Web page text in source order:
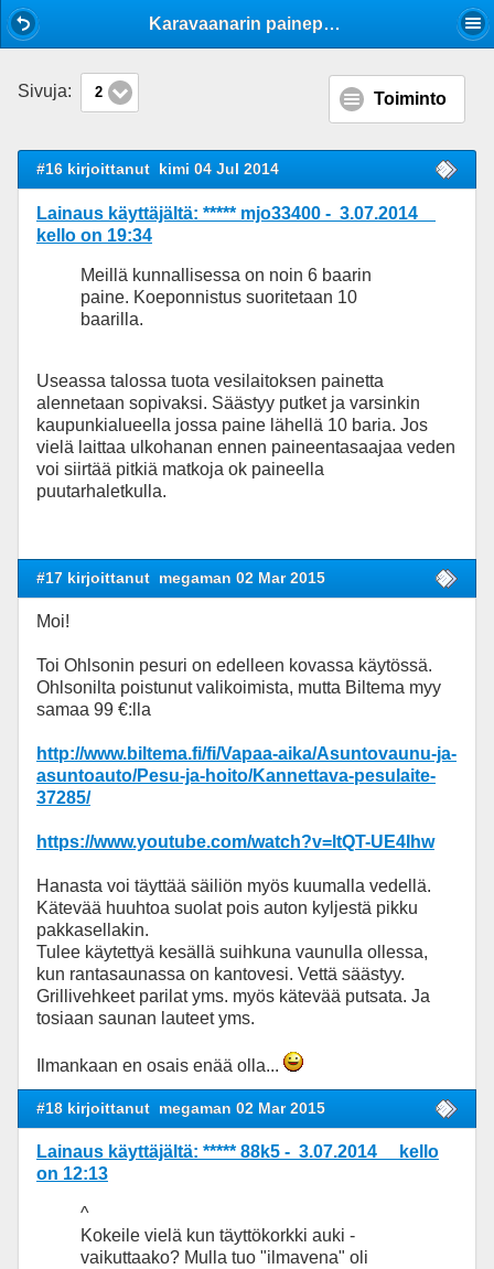
Karavaanarin painepesuri
Sivuja: 2 Toiminto
#16 kirjoittanut kimi 04 Jul 2014
Lainaus käyttäjältä: ***** mjo33400 - 3.07.2014
kello on 19:34
Meillä kunnallisessa on noin 6 baarin
paine. Koeponnistus suoritetaan 10
baarilla.
Useassa talossa tuota vesilaitoksen painetta
alennetaan sopivaksi. Säästyy putket ja varsinkin
kaupunkialueella jossa paine lähellä 10 baria. Jos
vielä laittaa ulkohanan ennen paineentasaajaa veden
voi siirtää pitkiä matkoja ok paineella
puutarhaletkulla.
#17 kirjoittanut megaman 02 Mar 2015
Moi!
Toi Ohlsonin pesuri on edelleen kovassa käytössä.
Ohlsonilta poistunut valikoimista, mutta Biltema myy
samaa 99 €:lla
http://www.biltema.fi/fi/Vapaa-aika/Asuntovaunu-ja-
asuntoauto/Pesu-ja-hoito/Kannettava-pesulaite-
37285/
https://www.youtube.com/watch?v=ltQT-UE4Ihw
Hanasta voi täyttää säiliön myös kuumalla vedellä.
Kätevää huuhtoa suolat pois auton kyljestä pikku
pakkasellakin.
Tulee käytettyä kesällä suihkuna vaunulla ollessa,
kun rantasaunassa on kantovesi. Vettä säästyy.
Grillivehkeet parilat yms. myös kätevää putsata. Ja
tosiaan saunan lauteet yms.
Ilmankaan en osais enää olla...
#18 kirjoittanut megaman 02 Mar 2015
Lainaus käyttäjältä: ***** 88k5 - 3.07.2014 kello
on 12:13
^
Kokeile vielä kun täyttökorkki auki -
vaikuttaako? Mulla tuo "ilmavena" oli